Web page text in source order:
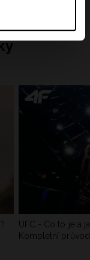
UFC - Co to je a
Kompletní